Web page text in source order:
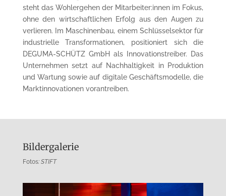
steht das Wohlergehen der Mitarbeiter:innen im Fokus,
ohne den wirtschaftlichen Erfolg aus den Augen zu
verlieren. Im Maschinenbau, einem Schlüsselsektor für
industrielle Transformationen, positioniert sich die
DEGUMA-SCHÜTZ GmbH als Innovationstreiber. Das
Unternehmen setzt auf Nachhaltigkeit in Produktion
und Wartung sowie auf digitale Geschäftsmodelle, die
Marktinnovationen vorantreiben.
Bildergalerie
Fotos: STIFT